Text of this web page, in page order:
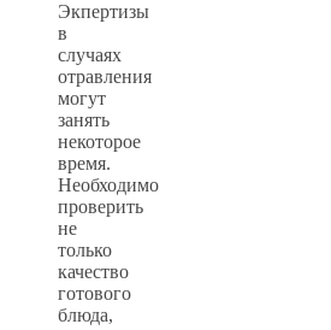
Экпертизы
в
случаях
отравления
могут
занять
некоторое
время.
Необходимо
проверить
не
только
качество
готового
блюда,